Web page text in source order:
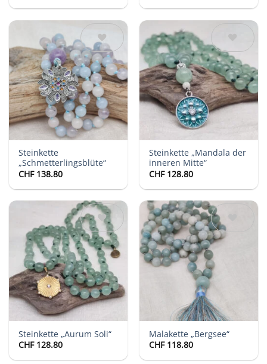
Auf die
Wunschliste
Steinkette
„Schmetterlingsblüte“
CHF138.80
Auf die
Wunschliste
Steinkette „Mandala der
inneren Mitte“
CHF128.80
Auf die
Wunschliste
Steinkette „Aurum Soli“
CHF128.80
Auf die
Malakette „Bergsee“
CHF118.80